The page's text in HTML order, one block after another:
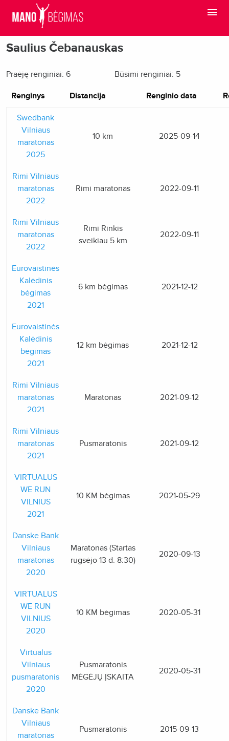
Saulius Čebanauskas
Praėję renginiai: 6 Būsimi renginiai: 5
Renginys Distancija Renginio data
Swedbank
Vilniaus
maratonas
2025
10 km 2025-09-14
Rimi Vilniaus
maratonas
2022
Rimi maratonas 2022-09-11
Rimi Vilniaus
maratonas
2022
Rimi Rinkis
sveikiau 5 km
2022-09-11
Eurovaistinės
Kalėdinis
bėgimas
2021
6 km bėgimas 2021-12-12
Eurovaistinės
Kalėdinis
bėgimas
2021
12 km bėgimas 2021-12-12
Rimi Vilniaus
maratonas
2021
Maratonas 2021-09-12
Rimi Vilniaus
maratonas
2021
Pusmaratonis 2021-09-12
VIRTUALUS
WE RUN
VILNIUS
2021
10 KM bėgimas 2021-05-29
Danske Bank
Vilniaus
maratonas
2020
Maratonas (Startas
rugsėjo 13 d. 8:30)
2020-09-13
VIRTUALUS
WE RUN
VILNIUS
2020
10 KM bėgimas 2020-05-31
Virtualus
Vilniaus
pusmaratonis
2020
Pusmaratonis
MĖGĖJŲ ĮSKAITA
2020-05-31
Danske Bank
Vilniaus
maratonas
Pusmaratonis 2015-09-13